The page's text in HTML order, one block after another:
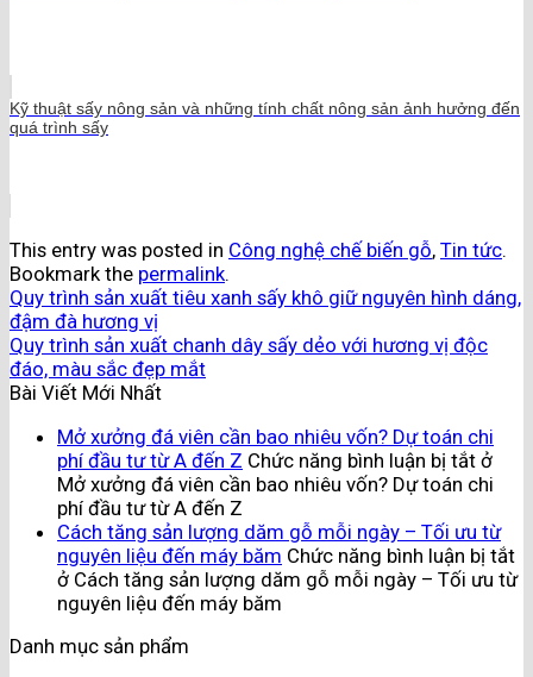
Kỹ thuật sấy nông sản và những tính chất nông sản ảnh hưởng đến
quá trình sấy
This entry was posted in Công nghệ chế biến gỗ, Tin tức.
Bookmark the permalink.
Quy trình sản xuất tiêu xanh sấy khô giữ nguyên hình dáng,
đậm đà hương vị
Quy trình sản xuất chanh dây sấy dẻo với hương vị độc
đáo, màu sắc đẹp mắt
Bài Viết Mới Nhất
Mở xưởng đá viên cần bao nhiêu vốn? Dự toán chi
phí đầu tư từ A đến Z Chức năng bình luận bị tắt ở
Mở xưởng đá viên cần bao nhiêu vốn? Dự toán chi
phí đầu tư từ A đến Z
Cách tăng sản lượng dăm gỗ mỗi ngày – Tối ưu từ
nguyên liệu đến máy băm Chức năng bình luận bị tắt
ở Cách tăng sản lượng dăm gỗ mỗi ngày – Tối ưu từ
nguyên liệu đến máy băm
Danh mục sản phẩm